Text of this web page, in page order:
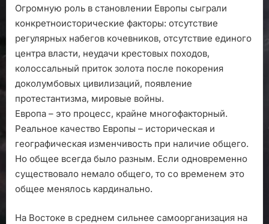
Огромную роль в становлении Европы сыграли
конкретноисторические факторы: отсутствие
регулярных набегов кочевников, отсутствие единого
центра власти, неудачи крестовых походов,
колоссальный приток золота после покорения
доколумбовых цивилизаций, появление
протестантизма, мировые войны.
Европа – это процесс, крайне многофакторный.
Реальное качество Европы – историческая и
географическая изменчивость при наличие общего.
Но общее всегда было разным. Если одновременно
существовало немало общего, то со временем это
общее менялось кардинально.
На Востоке в среднем сильнее самоорганизация на